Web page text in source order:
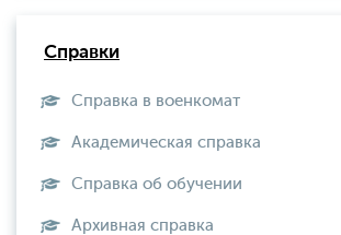
Справки
Справка в военкомат
Академическая справка
Справка об обучении
Архивная справка